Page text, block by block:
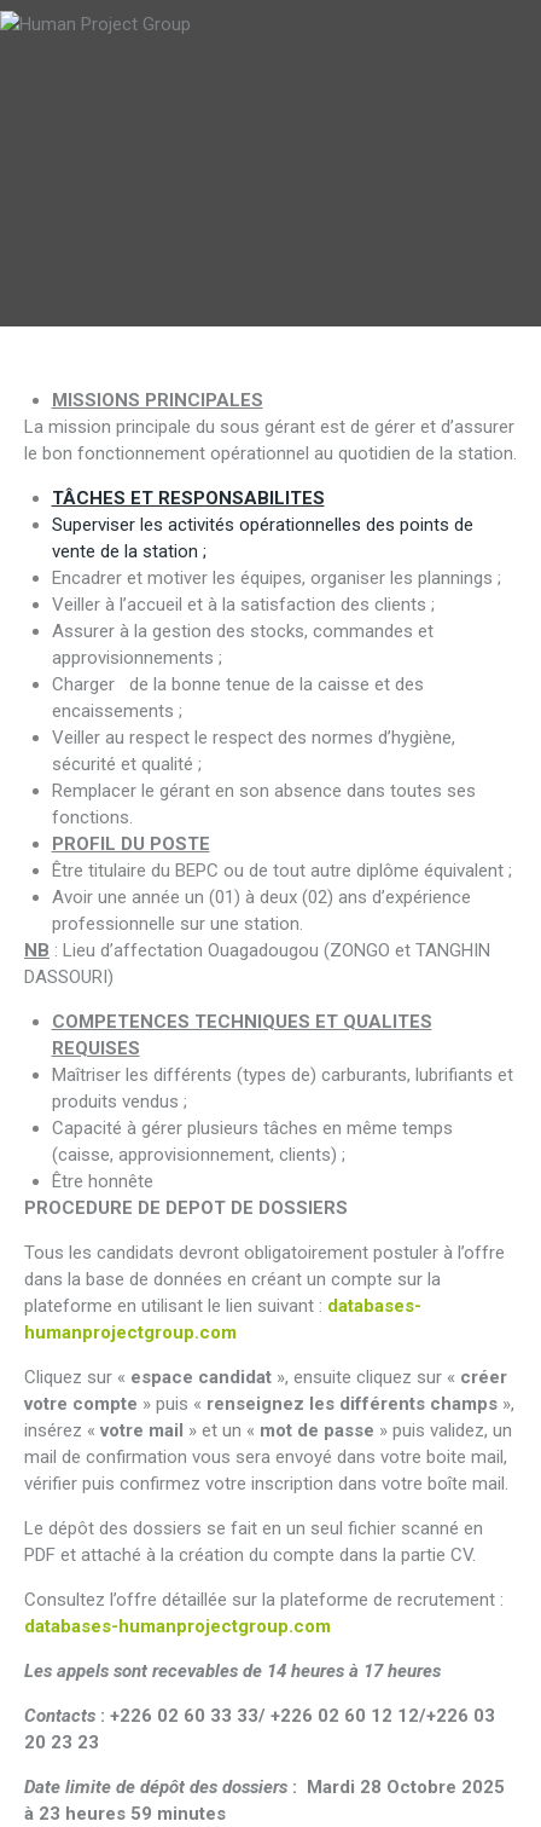
MISSIONS PRINCIPALES
La mission principale du sous gérant est de gérer et d’assurer
le bon fonctionnement opérationnel au quotidien de la station.
TÂCHES ET RESPONSABILITES
Superviser les activités opérationnelles des points de
vente de la station ;
Encadrer et motiver les équipes, organiser les plannings ;
Veiller à l’accueil et à la satisfaction des clients ;
Assurer à la gestion des stocks, commandes et
approvisionnements ;
Charger de la bonne tenue de la caisse et des
encaissements ;
Veiller au respect le respect des normes d’hygiène,
sécurité et qualité ;
Remplacer le gérant en son absence dans toutes ses
fonctions.
PROFIL DU POSTE
Être titulaire du BEPC ou de tout autre diplôme équivalent ;
Avoir une année un (01) à deux (02) ans d’expérience
professionnelle sur une station.
NB : Lieu d’affectation Ouagadougou (ZONGO et TANGHIN
DASSOURI)
COMPETENCES TECHNIQUES ET QUALITES
REQUISES
Maîtriser les différents (types de) carburants, lubrifiants et
produits vendus ;
Capacité à gérer plusieurs tâches en même temps
(caisse, approvisionnement, clients) ;
Être honnête
PROCEDURE DE DEPOT DE DOSSIERS
Tous les candidats devront obligatoirement postuler à l’offre
dans la base de données en créant un compte sur la
plateforme en utilisant le lien suivant : databases-
humanprojectgroup.com
Cliquez sur « espace candidat », ensuite cliquez sur « créer
votre compte » puis « renseignez les différents champs »,
insérez « votre mail » et un « mot de passe » puis validez, un
mail de confirmation vous sera envoyé dans votre boite mail,
vérifier puis confirmez votre inscription dans votre boîte mail.
Le dépôt des dossiers se fait en un seul fichier scanné en
PDF et attaché à la création du compte dans la partie CV.
Consultez l’offre détaillée sur la plateforme de recrutement :
databases-humanprojectgroup.com
Les appels sont recevables de 14 heures à 17 heures
Contacts : +226 02 60 33 33/ +226 02 60 12 12/+226 03
20 23 23
Date limite de dépôt des dossiers : Mardi 28 Octobre 2025
à 23 heures 59 minutes